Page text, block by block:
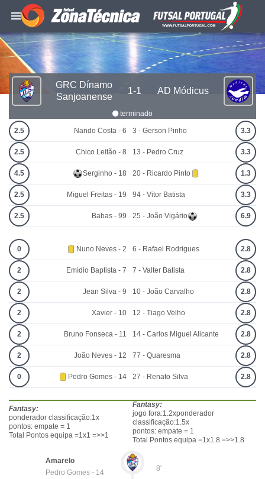
GRC Dínamo
Sanjoanense
1-1 AD Módicus
terminado
2.5 Nando Costa - 6
2.5 Chico Leitão - 8
4.5 Serginho - 18
2.5 Miguel Freitas - 19
2.5 Babas - 99
3 - Gerson Pinho 3.3
13 - Pedro Cruz 3.3
20 - Ricardo Pinto 1.3
94 - Vitor Batista 3.3
25 - João Vigário 6.9
0 Nuno Neves - 2
2 Emídio Baptista - 7
2 Jean Silva - 9
2 Xavier - 10
2 Bruno Fonseca - 11
2 João Neves - 12
0 Pedro Gomes - 14
6 - Rafael Rodrigues 2.8
7 - Valter Batista 2.8
10 - João Carvalho 2.8
12 - Tiago Velho 2.8
14 - Carlos Miguel Alicante 2.8
77 - Quaresma 2.8
27 - Renato Silva 2.8
Fantasy:
ponderador classificação:1x
pontos: empate = 1
Total Pontos equipa =1x1 =>>1
Fantasy:
jogo fora:1.2xponderador
classificação:1.5x
pontos: empate = 1
Total Pontos equipa =1x1.8 =>>1.8
8'
Amarelo
Pedro Gomes - 14